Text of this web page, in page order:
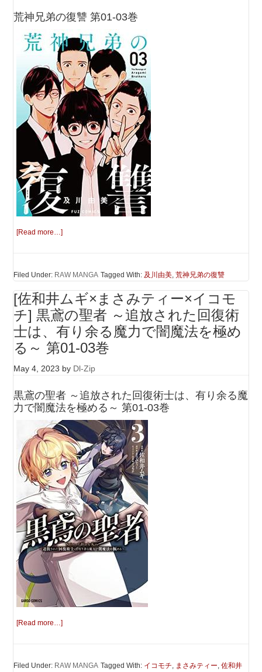
荒神兄弟の復讐 第01-03巻
[Read more…]
Filed Under: RAW MANGA Tagged With: 及川由美,荒神兄弟の復讐
[佐和井ムギ×まさみティー×イコモ
チ] 黒鳶の聖者 ～追放された回復術
士は、有り余る魔力で闇魔法を極め
る～ 第01-03巻
May 4, 2023 by Dl-Zip
黒鳶の聖者 ～追放された回復術士は、有り余る魔
力で闇魔法を極める～ 第01-03巻
[Read more…]
Filed Under: RAW MANGA Tagged With: イコモチ, まさみティー,佐和井